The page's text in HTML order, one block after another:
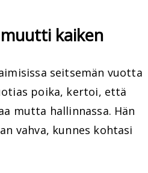
kaiken
seitsemän vuotta
poika, kertoi, että
mutta hallinnassa. Hän
vahva, kunnes kohtasi